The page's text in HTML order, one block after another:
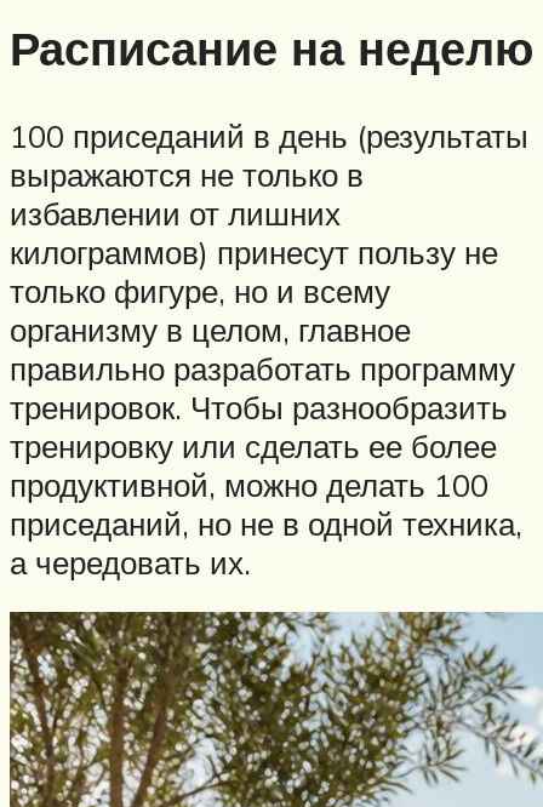
Расписание на неделю
100 приседаний в день (результаты
выражаются не только в
избавлении от лишних
килограммов) принесут пользу не
только фигуре, но и всему
организму в целом, главное
правильно разработать программу
тренировок. Чтобы разнообразить
тренировку или сделать ее более
продуктивной, можно делать 100
приседаний, но не в одной техника,
а чередовать их.